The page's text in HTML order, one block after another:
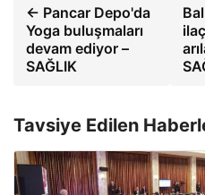
← Pancar Depo'da
Yoga buluşmaları
devam ediyor –
SAĞLIK
Tavsiye Edilen